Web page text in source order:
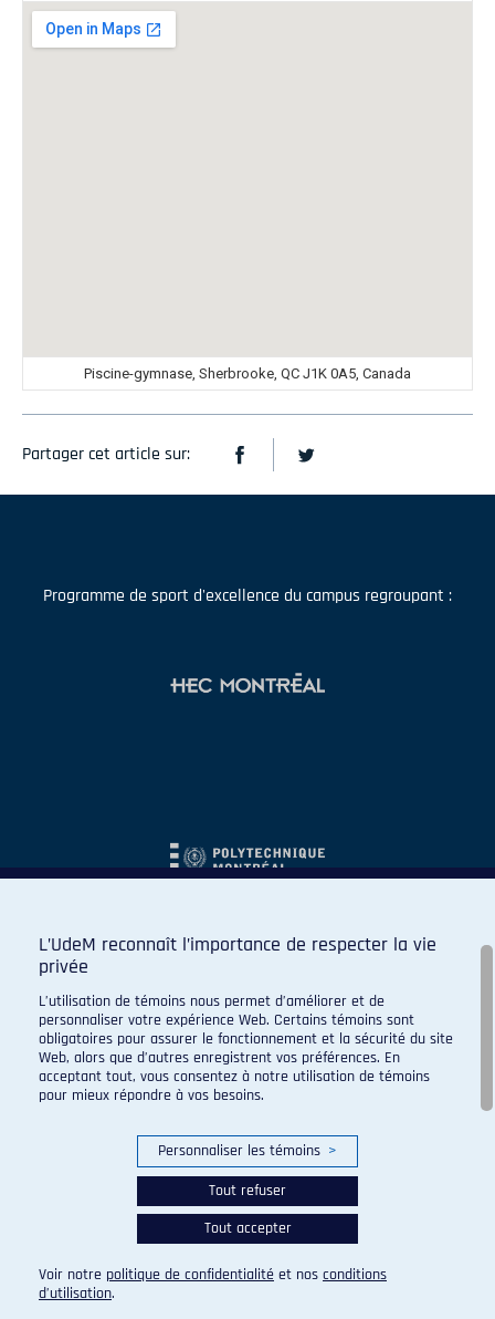
Piscine-gymnase, Sherbrooke, QC J1K 0A5, Canada
Partager cet article sur:
Programme de sport d'excellence du campus regroupant :
© 2026 Carabins de l'Université de Montréal. Tous droits
réservés.
Paramètres des témoins
L’UdeM reconnaît l’importance de respecter la vie
privée
L’utilisation de témoins nous permet d’améliorer et de
personnaliser votre expérience Web. Certains témoins sont
obligatoires pour assurer le fonctionnement et la sécurité du site
Web, alors que d’autres enregistrent vos préférences. En
acceptant tout, vous consentez à notre utilisation de témoins
pour mieux répondre à vos besoins.
Personnaliser les témoins >
Tout refuser
Tout accepter
Voir notre politique de confidentialité et nos conditions
d’utilisation.